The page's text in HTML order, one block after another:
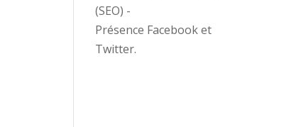
(SEO) -
Présence Facebook et
Twitter.